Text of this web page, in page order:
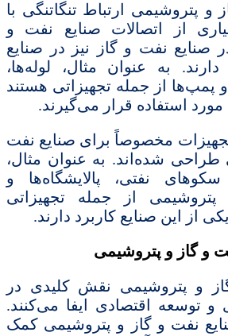
و پتروشیمی ارتباط تنگاتنگی با
از اتصالات صنایع نفت و
صنایع نفت و گاز نیز در صنایع
به عنوان مثال، لوله‌ها،
و پمپ‌ها از جمله تجهیزاتی هستند
استفاده قرار می‌گیرند.
مخصوصاً برای صنایع نفت
طراحی شده‌اند. به عنوان مثال،
نفتی، پالایشگاه‌ها و
پتروشیمی از جمله تجهیزاتی
از این صنایع کاربرد دارند.
و گاز و پتروشیمی
و پتروشیمی نقش کلیدی در
و توسعه اقتصادی ایفا می‌کنند.
نفت و گاز و پتروشیمی کمک